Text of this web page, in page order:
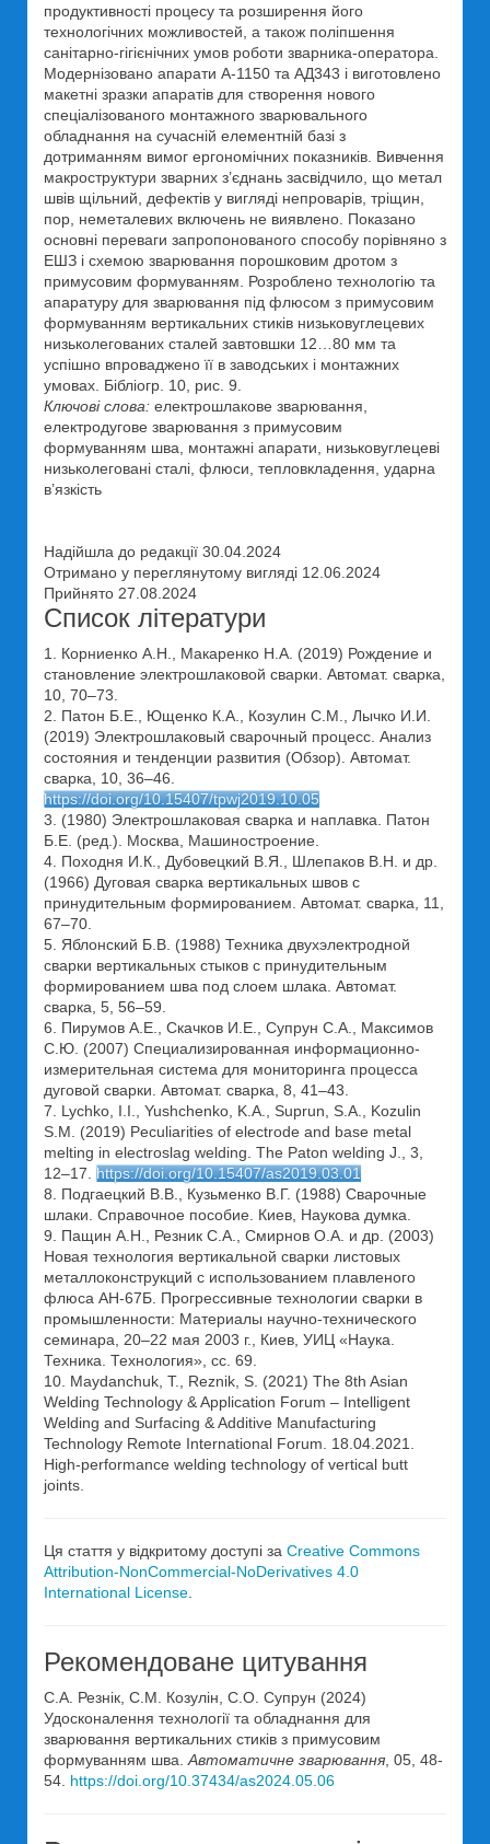
продуктивності процесу та розширення його
технологічних можливостей, а також поліпшення
санітарно-гігієнічних умов роботи зварника-оператора.
Модернізовано апарати А-1150 та АД343 і виготовлено
макетні зразки апаратів для створення нового
спеціалізованого монтажного зварювального
обладнання на сучасній елементній базі з
дотриманням вимог ергономічних показників. Вивчення
макроструктури зварних з’єднань засвідчило, що метал
швів щільний, дефектів у вигляді непроварів, тріщин,
пор, неметалевих включень не виявлено. Показано
основні переваги запропонованого способу порівняно з
ЕШЗ і схемою зварювання порошковим дротом з
примусовим формуванням. Розроблено технологію та
апаратуру для зварювання під флюсом з примусовим
формуванням вертикальних стиків низьковуглецевих
низьколегованих сталей завтовшки 12…80 мм та
успішно впроваджено її в заводських і монтажних
умовах. Бібліогр. 10, рис. 9.
Ключові слова: електрошлакове зварювання,
електродугове зварювання з примусовим
формуванням шва, монтажні апарати, низьковуглецеві
низьколеговані сталі, флюси, тепловкладення, ударна
в’язкість
Надійшла до редакції 30.04.2024
Отримано у переглянутому вигляді 12.06.2024
Прийнято 27.08.2024
Список літератури
1. Корниенко А.Н., Макаренко Н.А. (2019) Рождение и
становление электрошлаковой сварки. Автомат. сварка,
10, 70–73.
2. Патон Б.Е., Ющенко К.А., Козулин С.М., Лычко И.И.
(2019) Электрошлаковый сварочный процесс. Анализ
состояния и тенденции развития (Обзор). Автомат.
сварка, 10, 36–46.
https://doi.org/10.15407/tpwj2019.10.05
3. (1980) Электрошлаковая сварка и наплавка. Патон
Б.Е. (ред.). Москва, Машиностроение.
4. Походня И.К., Дубовецкий В.Я., Шлепаков В.Н. и др.
(1966) Дуговая сварка вертикальных швов с
принудительным формированием. Автомат. сварка, 11,
67–70.
5. Яблонский Б.В. (1988) Техника двухэлектродной
сварки вертикальных стыков с принудительным
формированием шва под слоем шлака. Автомат.
сварка, 5, 56–59.
6. Пирумов А.Е., Скачков И.Е., Супрун С.А., Максимов
С.Ю. (2007) Специализированная информационно-
измерительная система для мониторинга процесса
дуговой сварки. Автомат. сварка, 8, 41–43.
7. Lychko, I.I., Yushchenko, K.A., Suprun, S.A., Kozulin
S.M. (2019) Peculiarities of electrode and base metal
melting in electroslag welding. The Paton welding J., 3,
12–17. https://doi.org/10.15407/as2019.03.01
8. Подгаецкий В.В., Кузьменко В.Г. (1988) Сварочные
шлаки. Справочное пособие. Киев, Наукова думка.
9. Пащин А.Н., Резник С.А., Смирнов О.А. и др. (2003)
Новая технология вертикальной сварки листовых
металлоконструкций с использованием плавленого
флюса АН-67Б. Прогрессивные технологии сварки в
промышленности: Материалы научно-технического
семинара, 20–22 мая 2003 г., Киев, УИЦ «Наука.
Техника. Технология», сс. 69.
10. Maydanchuk, T., Reznik, S. (2021) The 8th Asian
Welding Technology & Application Forum – Intelligent
Welding and Surfacing & Additive Manufacturing
Technology Remote International Forum. 18.04.2021.
High-performance welding technology of vertical butt
joints.
Ця стаття у відкритому доступі за Creative Commons
Attribution-NonCommercial-NoDerivatives 4.0
International License
Рекомендоване цитування
С.А. Резнік, С.М. Козулін, С.О. Супрун (2024)
Удосконалення технології та обладнання для
зварювання вертикальних стиків з примусовим
формуванням шва. Автоматичне зварювання , 05, 48-
54. https://doi.org/10.37434/as2024.05.06